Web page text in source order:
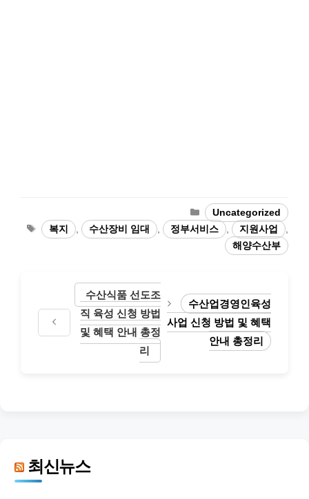
카
테
고
Uncategorized
태
그
복지 수산장비 임대 정부서비스 지원사업
해양수산부
수산식품 선도조
직 육성 신청 방법
및 혜택 안내 총정
리
수산업경영인육성
사업 신청 방법 및 혜택
안내 총정리
최신뉴스